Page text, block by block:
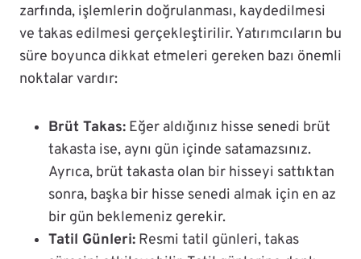
zarfında, işlemlerin doğrulanması, kaydedilmesi
ve takas edilmesi gerçekleştirilir. Yatırımcıların bu
süre boyunca dikkat etmeleri gereken bazı önemli
noktalar vardır:
Brüt Takas: Eğer aldığınız hisse senedi brüt
takasta ise, aynı gün içinde satamazsınız.
Ayrıca, brüt takasta olan bir hisseyi sattıktan
sonra, başka bir hisse senedi almak için en az
bir gün beklemeniz gerekir.
Tatil Günleri: Resmi tatil günleri, takas